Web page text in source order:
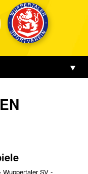
Wuppertaler SV -